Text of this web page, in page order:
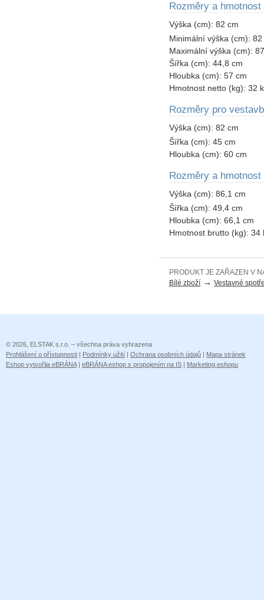
Rozměry a hmotnost
Výška (cm): 82 cm
Minimální výška (cm): 82
Maximální výška (cm):
Šířka (cm): 44,8 cm
Hloubka (cm): 57 cm
Hmotnost netto (kg): 32
Rozměry pro
Výška (cm): 82 cm
Šířka (cm): 45 cm
Hloubka (cm): 60 cm
Rozměry a
Výška (cm): 86,1 cm
Šířka (cm): 49,4 cm
Hloubka (cm): 66,1 cm
Hmotnost brutto (kg): 34
PRODUKT JE ZAŘAZEN V
Bílé zboží → Vestavné
© 2026, ELSTAK s.r.o. – všechna práva vyhrazena
Prohlášení o přístupnosti
Podmínky užití Ochrana osobních údajů
Mapa stránek
Eshop vytvořila eBRÁNA| eBRÁNA eshop s propojením na IS Marketing eshopu